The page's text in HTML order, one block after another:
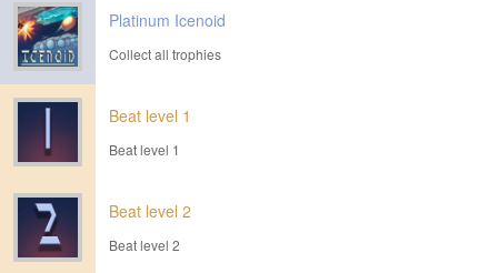
Platinum Icenoid
Collect all trophies
Beat level 1
Beat level 1
Beat level 2
Beat level 2